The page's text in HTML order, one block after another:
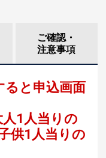
ご確認・
注意事項
と申込画面
人1人当りの
供1人当りの